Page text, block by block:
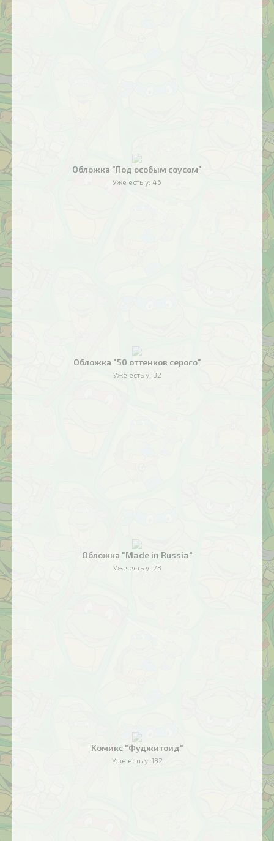
Обложка "Под особым соусом"
Уже есть у: 46
Обложка "50 оттенков серого"
Уже есть у: 32
Обложка "Made in Russia"
Уже есть у: 23
Комикс "Фуджитоид"
Уже есть у: 132